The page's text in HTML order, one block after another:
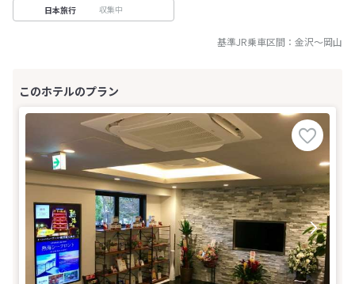
日本旅行 収集中
基準JR乗車区間： 金沢～岡山